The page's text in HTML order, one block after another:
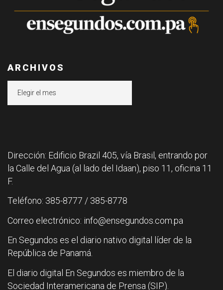
ARCHIVOS
Dirección: Edificio Brazil 405, vía Brasil, entrando por
la Calle del Agua (al lado del Idaan), piso 11, oficina 11
F.
Teléfono: 385-8777 / 385-8778
Correo electrónico: info@ensegundos.com.pa
En Segundos es el diario nativo digital líder de la
República de Panamá.
El diario digital En Segundos es miembro de la
Sociedad Interamericana de Prensa (SIP).